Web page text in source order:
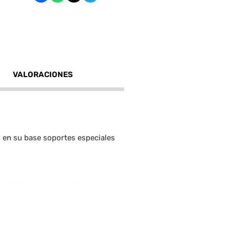
VALORACIONES
su base soportes especiales